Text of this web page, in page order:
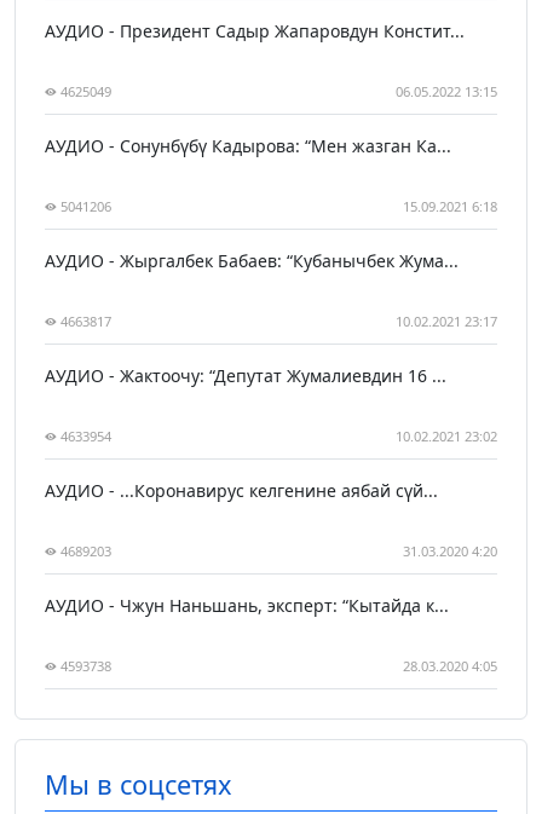
АУДИО - Президент Садыр Жапаровдун Констит...
4625049 06.05.2022 13:15
АУДИО - Сонунбүбү Кадырова: “Мен жазган Ка...
5041206 15.09.2021 6:18
АУДИО - Жыргалбек Бабаев: “Кубанычбек Жума...
4663817 10.02.2021 23:17
АУДИО - Жактоочу: “Депутат Жумалиевдин 16 ...
4633954 10.02.2021 23:02
АУДИО - ...Коронавирус келгенине аябай сүй...
4689203 31.03.2020 4:20
АУДИО - Чжун Наньшань, эксперт: “Кытайда к...
4593738 28.03.2020 4:05
Мы в соцсетях